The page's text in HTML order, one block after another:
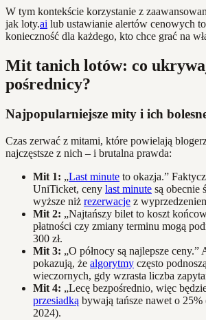
W tym kontekście korzystanie z
jak loty.ai lub ustawianie alertów cenowych
konieczność dla każdego, kto chce grać na
Mit tanich lotów: co
pośrednicy?
Najpopularniejsze mity i ich
Czas zerwać z mitami, które powielają
najczęstsze z nich – i brutalna prawda:
Mit 1: „Last minute to okazja.”
UniTicket, ceny last minute są obecnie
wyższe niż rezerwacje z
Mit 2: „Najtańszy bilet to koszt
płatności czy zmiany terminu mogą
300 zł.
Mit 3: „O północy są najlepsze ceny.”
pokazują, że algorytmy często
wieczornych, gdy wzrasta liczba
Mit 4: „Lecę bezpośrednio, więc
przesiadką bywają tańsze nawet o 25%
2024).